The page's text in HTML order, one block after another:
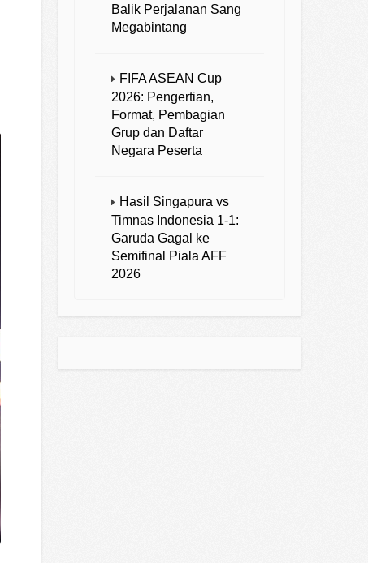
Balik Perjalanan Sang
Megabintang
FIFA ASEAN Cup
2026: Pengertian,
Format, Pembagian
Grup dan Daftar
Negara Peserta
Hasil Singapura vs
Timnas Indonesia 1-1:
Garuda Gagal ke
Semifinal Piala AFF
2026